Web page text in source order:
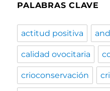
PALABRAS CLAVE
actitud positiva
calidad ovocitaria
crioconservación